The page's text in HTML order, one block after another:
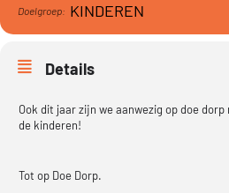
Doelgroep: KINDEREN
Details
Ook dit jaar zijn we aanwezig op doe
de kinderen!
Tot op Doe Dorp.